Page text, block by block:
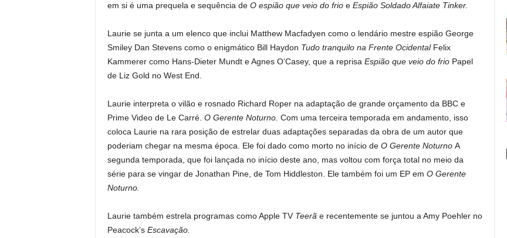
em si é uma prequela e sequência de O espião que veio do frio e Espião Soldado Alfaiate Tinker.
Laurie se junta a um elenco que inclui Matthew Macfadyen como o lendário mestre espião George
Smiley Dan Stevens como o enigmático Bill Haydon Tudo tranquilo na Frente Ocidental Felix
Kammerer como Hans-Dieter Mundt e Agnes O’Casey, que a reprisa Espião que veio do frio Papel
de Liz Gold no West End.
Laurie interpreta o vilão e rosnado Richard Roper na adaptação de grande orçamento da BBC e
Prime Video de Le Carré. O Gerente Noturno. Com uma terceira temporada em andamento, isso
coloca Laurie na rara posição de estrelar duas adaptações separadas da obra de um autor que
poderiam chegar na mesma época. Ele foi dado como morto no início de O Gerente Noturno A
segunda temporada, que foi lançada no início deste ano, mas voltou com força total no meio da
série para se vingar de Jonathan Pine, de Tom Hiddleston. Ele também foi um EP em O Gerente
Noturno.
Laurie também estrela programas como Apple TV Teerã e recentemente se juntou a Amy Poehler no
Peacock’s Escavação.